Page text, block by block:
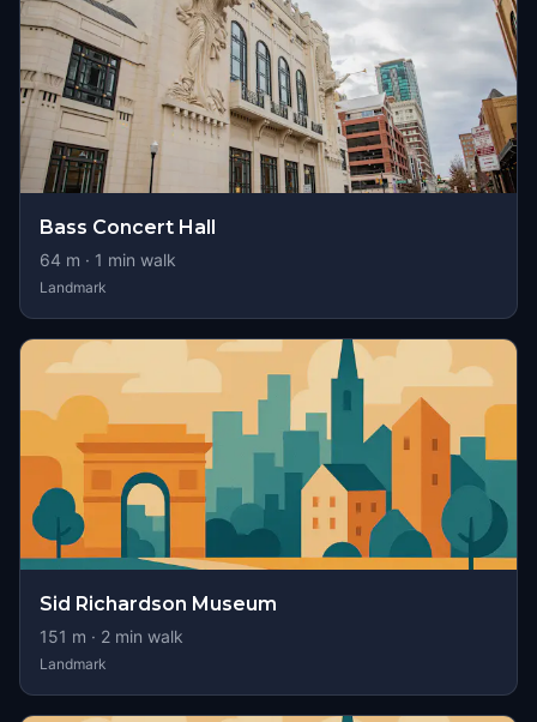
Bass Concert Hall
64 m · 1 min walk
Landmark
Sid Richardson Museum
151 m · 2 min walk
Landmark